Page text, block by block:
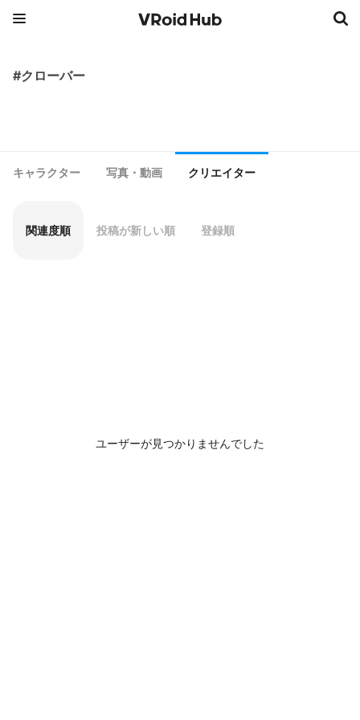
#クローバー
キャラクター 写真・動画 クリエイター
関連度順 投稿が新しい順 登録順
ユーザーが見つかりませんでした